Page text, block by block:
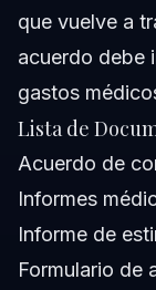
que vuelve a
acuerdo debe
gastos
Lista de
Acuerdo de
Informes
Informe de
Formulario de